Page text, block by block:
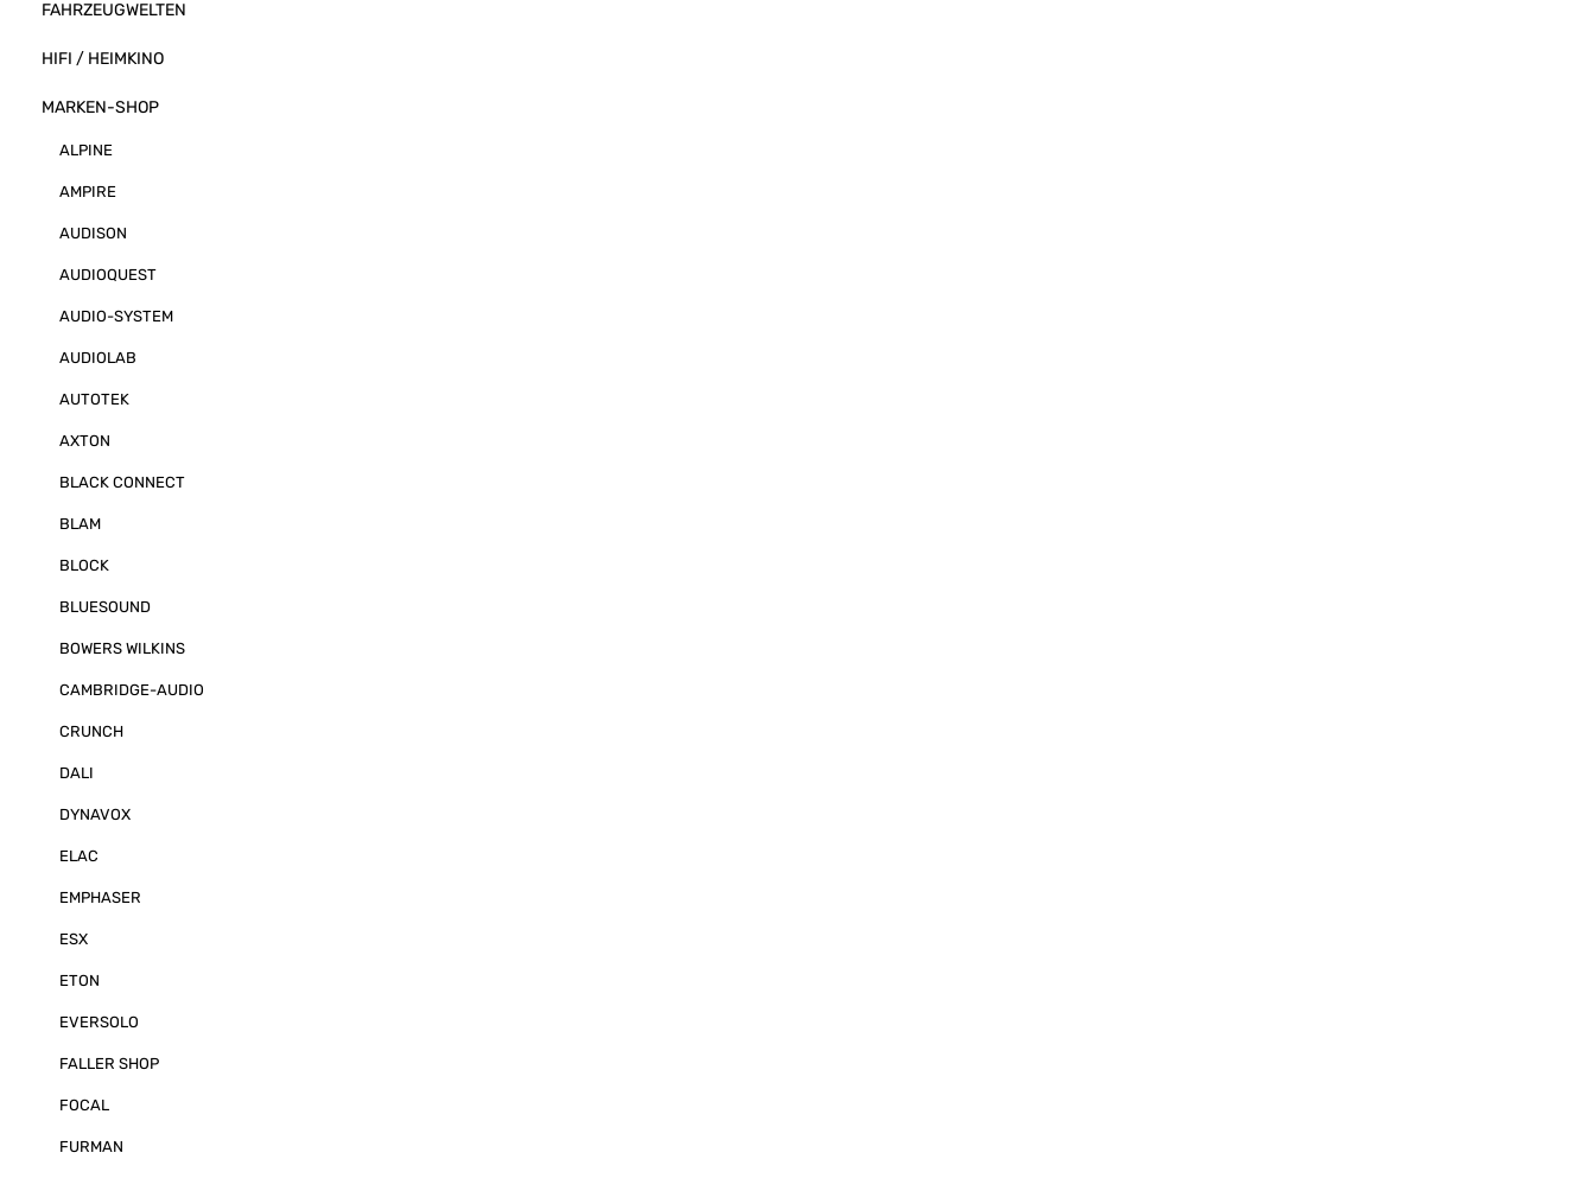
FAHRZEUGWELTEN
HIFI / HEIMKINO
MARKEN-SHOP
ALPINE
AMPIRE
AUDISON
AUDIOQUEST
AUDIO-SYSTEM
AUDIOLAB
AUTOTEK
AXTON
BLACK CONNECT
BLAM
BLOCK
BLUESOUND
BOWERS WILKINS
CAMBRIDGE-AUDIO
CRUNCH
DALI
DYNAVOX
ELAC
EMPHASER
ESX
ETON
EVERSOLO
FALLER SHOP
FOCAL
FURMAN